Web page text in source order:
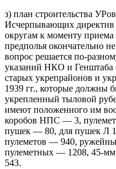
з) план строительства
Исчерпывающих директив
округам к моменту
предполья окончательно
вопрос решается по-
указаний НКО и Генштаба
старых укрепрайонов и
1939 гг., которые должны
укрепленный тыловой
имеют положенного им
коробов НПС — 3,
пушек — 80, для пушек Л
пулеметов — 940,
пулеметных — 1208, 45-
543.